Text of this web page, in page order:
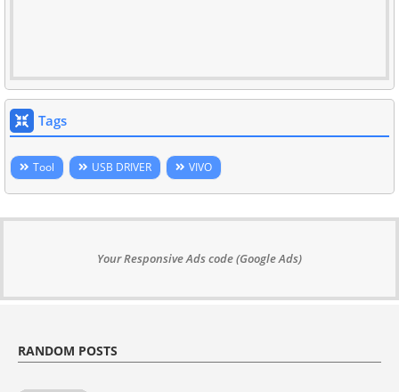
Tags
Tool USB DRIVER VIVO
Your Responsive Ads code (Google Ads)
RANDOM POSTS